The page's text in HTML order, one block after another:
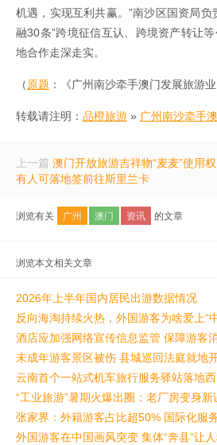
机遇，实现互利共赢。”南沙区国资局负
融30条”跨境征信互认、跨境资产转让
地合作走深走实。
（原题 ：《广州南沙牵手澳门发展旅游业
转载请注明： 品橙旅游 » 广州南沙牵手
上一篇 澳门开放旅游吉祥物“麦麦”使用权
有人可落地签前往斯里兰卡
浏览有关 广州 澳门 资讯 的文章
浏览本文相关文章
2026年上半年国内居民出游数据情况
反向海淘持续火热，外国游客为啥爱上“
酒店应加强网络宣传信息监管 保障游客
未成年游客景区被伤 县城巡回法庭就地
云南首个一站式机车旅行服务驿站落地
“工业旅游”暑期火爆出圈：老厂房变身新
张家界：外籍游客占比超50% 国际化服
外国游客在中国画风突变 集体“奔县”让